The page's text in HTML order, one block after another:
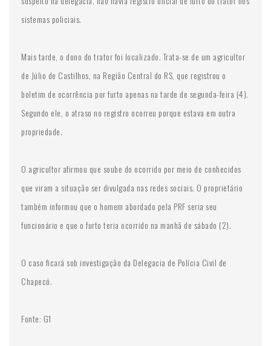
sistemas policiais.
Mais tarde, o dono do trator foi localizado. Trata-se de um agricultor
de Júlio de Castilhos, na Região Central do RS, que registrou o
boletim de ocorrência por furto apenas na tarde de segunda-feira (4).
Segundo ele, o atraso no registro ocorreu porque estava em outra
propriedade.
O agricultor afirmou que soube do ocorrido por meio de conhecidos
que viram a situação ser divulgada nas redes sociais. O proprietário
também informou que o homem abordado pela PRF seria seu
funcionário e que o furto teria ocorrido na manhã de sábado (2).
O caso ficará sob investigação da Delegacia de Polícia Civil de
Chapecó.
Fonte: G1